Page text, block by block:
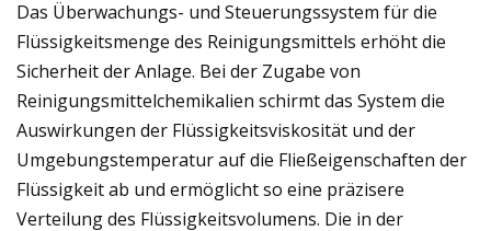
Das Überwachungs- und Steuerungssystem für die
Flüssigkeitsmenge des Reinigungsmittels erhöht die
Sicherheit der Anlage. Bei der Zugabe von
Reinigungsmittelchemikalien schirmt das System die
Auswirkungen der Flüssigkeitsviskosität und der
Umgebungstemperatur auf die Fließeigenschaften der
Flüssigkeit ab und ermöglicht so eine präzisere
Verteilung des Flüssigkeitsvolumens. Die in der